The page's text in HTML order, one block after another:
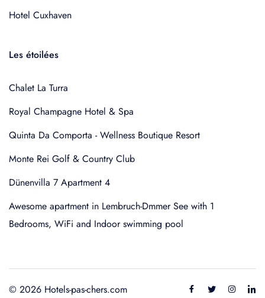
Hotel Cuxhaven
Les étoilées
Chalet La Turra
Royal Champagne Hotel & Spa
Quinta Da Comporta - Wellness Boutique Resort
Monte Rei Golf & Country Club
Dünenvilla 7 Apartment 4
Awesome apartment in Lembruch-Dmmer See with 1
Bedrooms, WiFi and Indoor swimming pool
© 2026 Hotels-pas-chers.com